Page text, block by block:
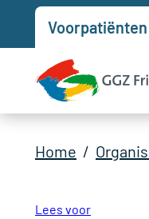
Voorpatiënten
Home
Lees voor